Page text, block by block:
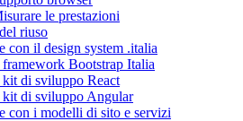
le prestazioni
riuso
con il design system .italia
Bootstrap Italia
di sviluppo React
di sviluppo Angular
con i modelli di sito e servizi